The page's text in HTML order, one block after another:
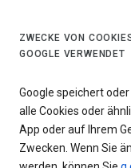
ZWECKE VON
GOOGLE VERWENDET
Google speichert
alle Cookies oder
App oder auf Ihrem
Zwecken. Wenn Sie